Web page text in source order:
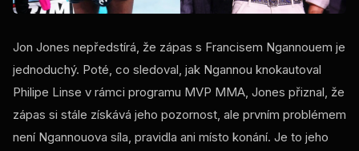
Jon Jones nepředstírá, že zápas s Francisem Ngannouem je
jednoduchý. Poté, co sledoval, jak Ngannou knokautoval
Philipe Linse v rámci programu MVP MMA, Jones přiznal, že
zápas si stále získává jeho pozornost, ale prvním problémem
není Ngannouova síla, pravidla ani místo konání. Je to jeho